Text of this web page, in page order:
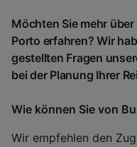
Möchten Sie mehr
Porto erfahren? Wir
gestellten Fragen
bei der Planung Ihrer
Wie können Sie von
Wir empfehlen den